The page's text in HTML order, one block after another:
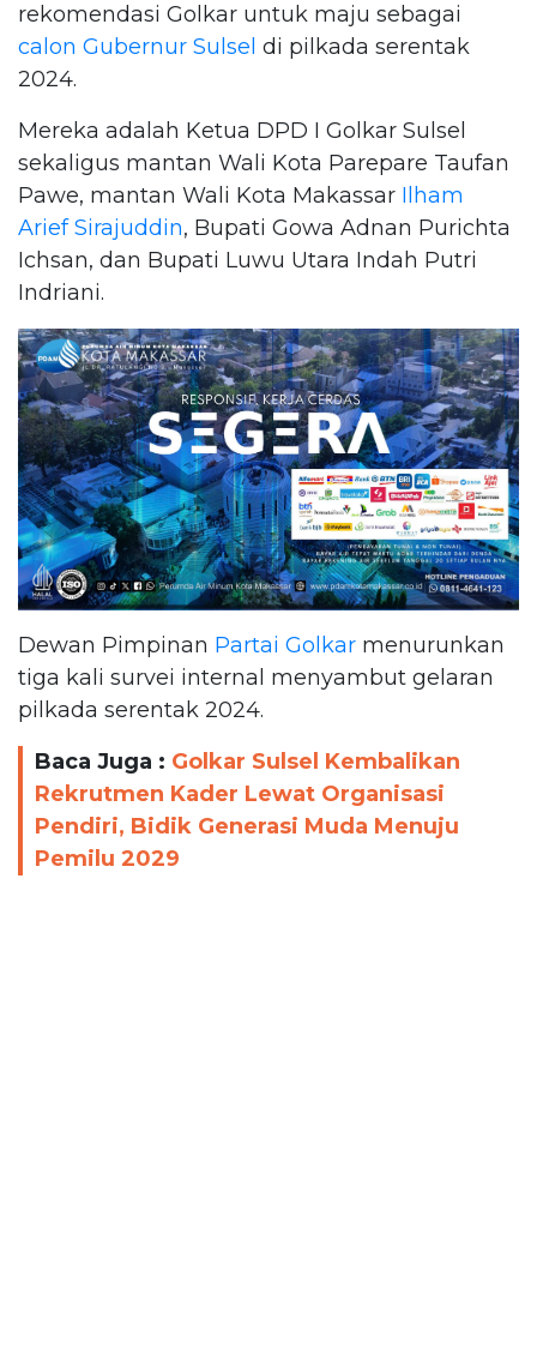
rekomendasi Golkar untuk maju sebagai
calon Gubernur Sulsel di pilkada serentak
2024.
Mereka adalah Ketua DPD I Golkar Sulsel
sekaligus mantan Wali Kota Parepare Taufan
Pawe, mantan Wali Kota Makassar Ilham
Arief Sirajuddin, Bupati Gowa Adnan Purichta
Ichsan, dan Bupati Luwu Utara Indah Putri
Indriani.
Dewan Pimpinan Partai Golkar menurunkan
tiga kali survei internal menyambut gelaran
pilkada serentak 2024.
Baca Juga : Golkar Sulsel Kembalikan
Rekrutmen Kader Lewat Organisasi
Pendiri, Bidik Generasi Muda Menuju
Pemilu 2029